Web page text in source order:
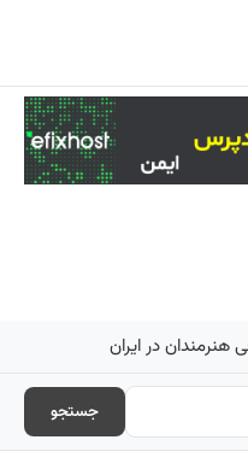
هنرمندان در ایران
جستجو